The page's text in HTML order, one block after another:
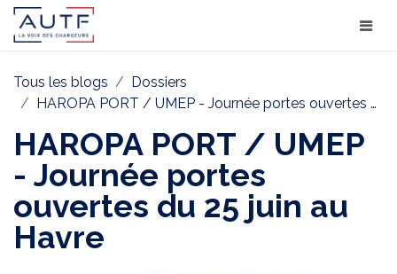
Tous les blogs
Dossiers
HAROPA PORT / UMEP - Journée portes ouvertes du 25 juin au Havre
HAROPA PORT / UMEP
- Journée portes
ouvertes du 25 juin au
Havre